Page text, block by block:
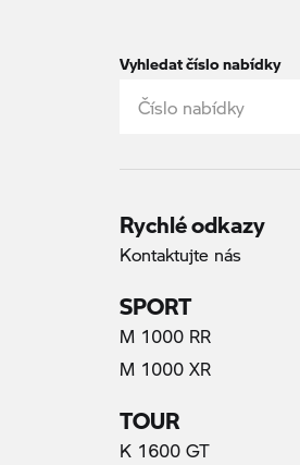
Vyhledat číslo nabídky
Rychlé odkazy
Kontaktujte nás
SPORT
M 1000 RR
M 1000 XR
TOUR
K 1600 GT